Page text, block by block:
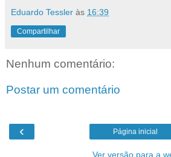
Eduardo Tessler às 16:39
Compartilhar
Nenhum comentário:
Postar um comentário
‹ Página inicial
Ver versão para a